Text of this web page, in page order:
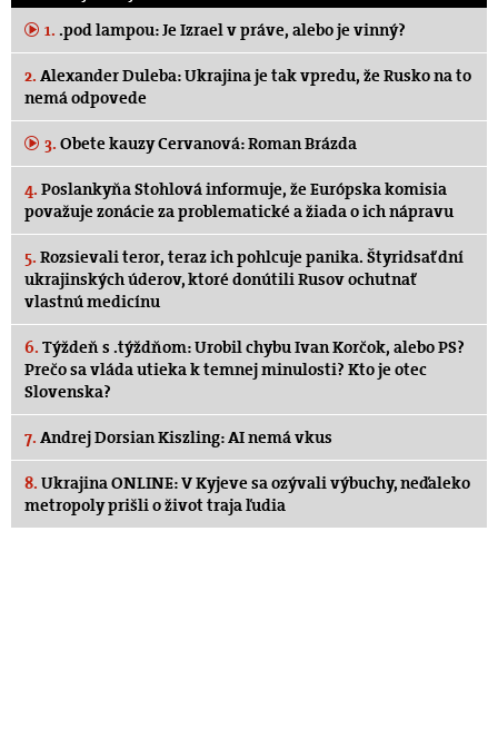
1. .pod lampou: Je Izrael v práve, alebo je vinný?
2. Alexander Duleba: Ukrajina je tak vpredu, že Rusko na to
nemá odpovede
3. Obete kauzy Cervanová: Roman Brázda
4. Poslankyňa Stohlová informuje, že Európska komisia
považuje zonácie za problematické a žiada o ich nápravu
5. Rozsievali teror, teraz ich pohlcuje panika. Štyridsať dní
ukrajinských úderov, ktoré donútili Rusov ochutnať
vlastnú medicínu
6. Týždeň s .týždňom: Urobil chybu Ivan Korčok, alebo PS?
Prečo sa vláda utieka k temnej minulosti? Kto je otec
Slovenska?
7. Andrej Dorsian Kiszling: AI nemá vkus
8. Ukrajina ONLINE: V Kyjeve sa ozývali výbuchy, neďaleko
metropoly prišli o život traja ľudia